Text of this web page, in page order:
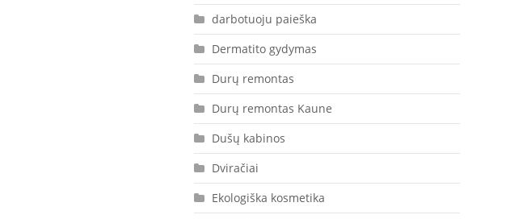
darbotuoju paieška
Dermatito gydymas
Durų remontas
Durų remontas Kaune
Dušų kabinos
Dviračiai
Ekologiška kosmetika